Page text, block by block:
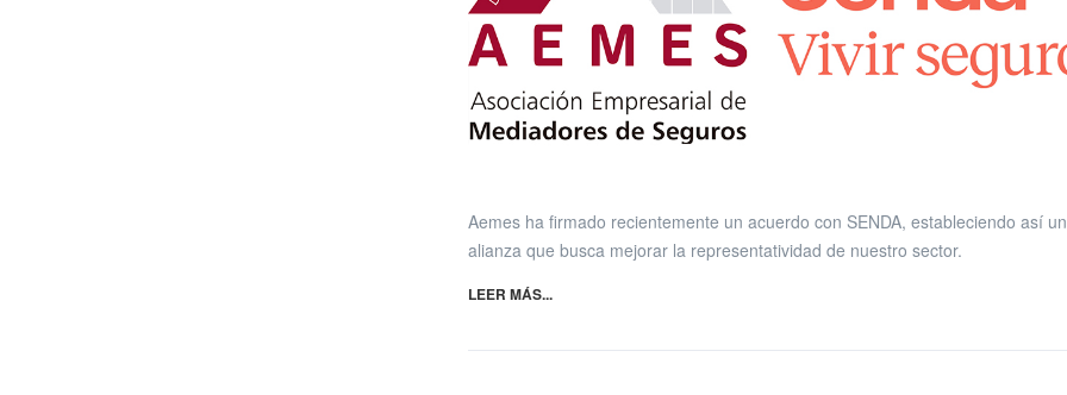
Aemes ha firmado recientemente un acuerdo con SENDA, estableciendo así
alianza que busca mejorar la representatividad de nuestro sector.
LEER MÁS...